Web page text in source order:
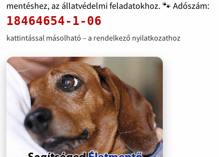
mentéshez, az állatvédelmi feladatokhoz. 🐾 Adószám:
18464654-1-06
kattintással másolható – a rendelkező nyilatkozathoz